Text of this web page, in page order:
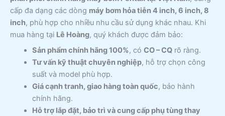
cấp đa dạng các dòng máy bơm hỏa tiễn 4 inch, 6 inch, 8
inch, phù hợp cho nhiều nhu cầu sử dụng khác nhau. Khi
mua hàng tại Lê Hoàng, quý khách được đảm bảo:
Sản phẩm chính hãng 100%, có CO – CQrõ ràng.
Tư vấn kỹ thuật chuyên nghiệp, hỗ trợ chọn công
suất và model phù hợp.
Giá cạnh tranh, giao hàng toàn quốc, bảo hành
chính hãng.
Hỗ trợ lắp đặt, bảo trì và cung cấp phụ tùng thay